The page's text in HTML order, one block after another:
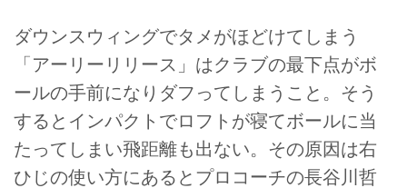
ダウンスウィングでタメがほどけてしまう
「アーリーリリース」はクラブの最下点がボ
ールの手前になりダフってしまうこと。そう
するとインパクトでロフトが寝てボールに当
たってしまい飛距離も出ない。その原因は右
ひじの使い方にあるとプロコーチの長谷川哲